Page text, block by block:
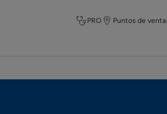
PRO Puntos de venta